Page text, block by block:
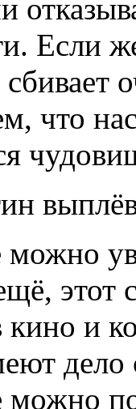
Если
что
можно
этот
кино и
дело